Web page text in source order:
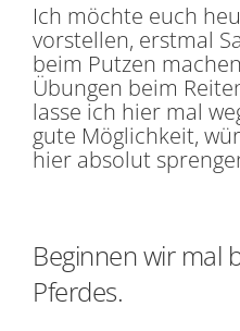
Ich möchte euch
vorstellen, erstmal
beim Putzen
Übungen beim
lasse ich hier mal
gute Möglichkeit,
hier absolut
Beginnen wir mal
Pferdes.